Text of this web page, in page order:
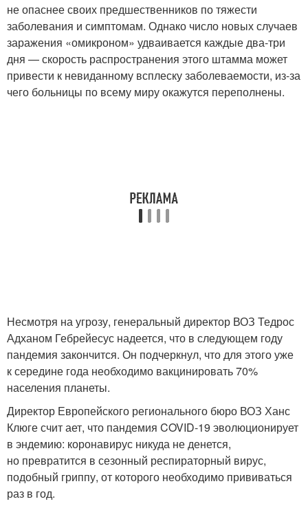
не опаснее своих предшественников по тяжести
заболевания и симптомам. Однако число новых случаев
заражения «омикроном» удваивается каждые два-три
дня — скорость распространения этого штамма может
привести к невиданному всплеску заболеваемости, из-за
чего больницы по всему миру окажутся переполнены.
Несмотря на угрозу, генеральный директор ВОЗ Тедрос
Адханом Гебрейесус надеется, что в следующем году
пандемия закончится. Он подчеркнул, что для этого уже
к середине года необходимо вакцинировать 70%
населения планеты.
Директор Европейского регионального бюро ВОЗ Ханс
Клюге счит ает, что пандемия COVID-19 эволюционирует
в эндемию: коронавирус никуда не денется,
но превратится в сезонный респираторный вирус,
подобный гриппу, от которого необходимо прививаться
раз в год.